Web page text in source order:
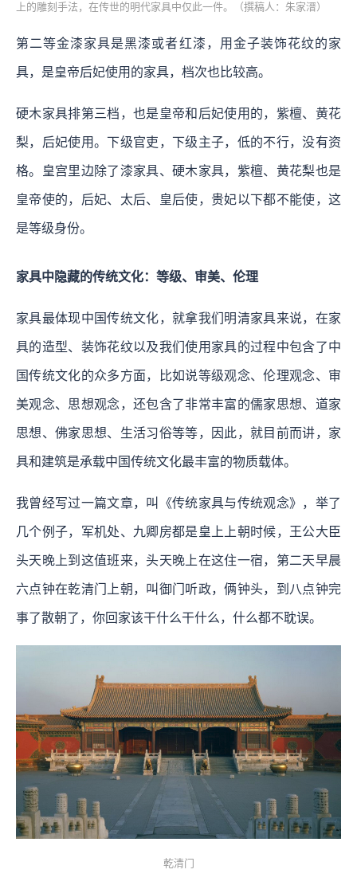
上的雕刻手法，在传世的明代家具中仅此一件。（撰稿人：朱家溍）
第二等金漆家具是黑漆或者红漆，用金子装饰花纹的家
具，是皇帝后妃使用的家具，档次也比较高。
硬木家具排第三档，也是皇帝和后妃使用的，紫檀、黄花
梨，后妃使用。下级官吏，下级主子，低的不行，没有资
格。皇宫里边除了漆家具、硬木家具，紫檀、黄花梨也是
皇帝使的，后妃、太后、皇后使，贵妃以下都不能使，这
是等级身份。
家具中隐藏的传统文化：等级、审美、伦理
家具最体现中国传统文化，就拿我们明清家具来说，在家
具的造型、装饰花纹以及我们使用家具的过程中包含了中
国传统文化的众多方面，比如说等级观念、伦理观念、审
美观念、思想观念，还包含了非常丰富的儒家思想、道家
思想、佛家思想、生活习俗等等，因此，就目前而讲，家
具和建筑是承载中国传统文化最丰富的物质载体。
我曾经写过一篇文章，叫《传统家具与传统观念》，举了
几个例子，军机处、九卿房都是皇上上朝时候，王公大臣
头天晚上到这值班来，头天晚上在这住一宿，第二天早晨
六点钟在乾清门上朝，叫御门听政，俩钟头，到八点钟完
事了散朝了，你回家该干什么干什么，什么都不耽误。
乾清门